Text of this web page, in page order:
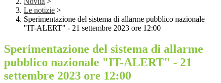
Le notizie >
Sperimentazione del sistema di allarme pubblico nazionale
"IT-ALERT" - 21 settembre 2023 ore 12:00
Sperimentazione del sistema di allarme
pubblico nazionale "IT-ALERT" - 21
settembre 2023 ore 12:00